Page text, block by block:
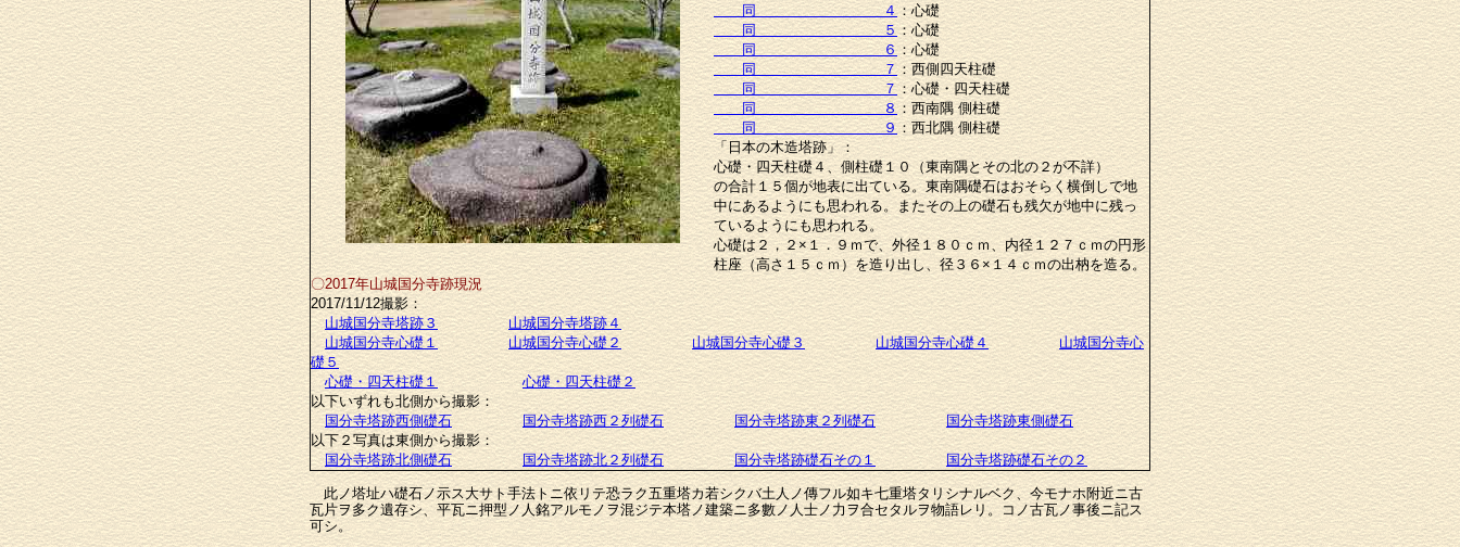
同 ４：心礎
同 ５：心礎
同 ６：心礎
同 ７：西側四天柱礎
同 ７：心礎・四天柱礎
同 ８：西南隅 側柱礎
同 ９：西北隅 側柱礎
「日本の木造塔跡」：
心礎・四天柱礎４、側柱礎１０（東南隅とその北の２が不詳）
の合計１５個が地表に出ている。東南隅礎石はおそらく横倒しで地
中にあるようにも思われる。またその上の礎石も残欠が地中に残っ
ているようにも思われる。
心礎は２，２×１．９ｍで、外径１８０ｃｍ、内径１２７ｃｍの円形
柱座（高さ１５ｃｍ）を造り出し、径３６×１４ｃｍの出枘を造る。
〇2017年山城国分寺跡現況
2017/11/12撮影：
山城国分寺塔跡３
山城国分寺塔跡４
山城国分寺心礎１
山城国分寺心礎２ 山城国分寺心礎３ 山城国分寺心礎４
山城国分寺心
礎５
心礎・四天柱礎１
心礎・四天柱礎２
以下いずれも北側から撮影：
国分寺塔跡西側礎石
国分寺塔跡西２列礎石 国分寺塔跡東２列礎石
国分寺塔跡東側礎石
以下２写真は東側から撮影：
国分寺塔跡北側礎石
国分寺塔跡北２列礎石 国分寺塔跡礎石その１ 国分寺塔跡礎石その２
此ノ塔址ハ礎石ノ示ス大サト手法トニ依リテ恐ラク五重塔カ若シクバ土人ノ傳フル如キ七重塔タリシナルベク、今モナホ附近ニ古
瓦片ヲ多ク遺存シ、平瓦ニ押型ノ人銘アルモノヲ混ジテ本塔ノ建築ニ多數ノ人士ノ力ヲ合セタルヲ物語レリ。コノ古瓦ノ事後ニ記ス
可シ。